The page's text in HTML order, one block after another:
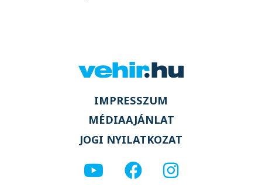
IMPRESSZUM
MÉDIAAJÁNLAT
JOGI NYILATKOZAT